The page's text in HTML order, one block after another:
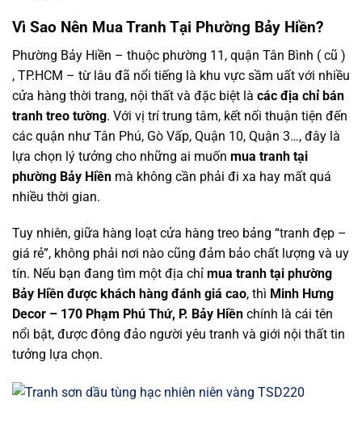
Vì Sao Nên Mua Tranh Tại Phường Bảy Hiền?
Phường Bảy Hiền – thuộc phường 11, quận Tân Bình ( cũ )
, TP.HCM – từ lâu đã nổi tiếng là khu vực sầm uất với nhiều
cửa hàng thời trang, nội thất và đặc biệt là các địa chỉ bán
tranh treo tường. Với vị trí trung tâm, kết nối thuận tiện đến
các quận như Tân Phú, Gò Vấp, Quận 10, Quận 3…, đây là
lựa chọn lý tưởng cho những ai muốn mua tranh tại
phường Bảy Hiền mà không cần phải đi xa hay mất quá
nhiều thời gian.
Tuy nhiên, giữa hàng loạt cửa hàng treo bảng “tranh đẹp –
giá rẻ”, không phải nơi nào cũng đảm bảo chất lượng và uy
tín. Nếu bạn đang tìm một địa chỉ mua tranh tại phường
Bảy Hiền được khách hàng đánh giá cao, thì Minh Hưng
Decor – 170 Phạm Phú Thứ, P. Bảy Hiền chính là cái tên
nổi bật, được đông đảo người yêu tranh và giới nội thất tin
tưởng lựa chọn.